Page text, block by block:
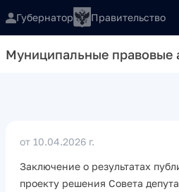
Губернатор Правительство
Муниципальные правовые
от 10.04.2026 г.
Заключение о результатах
проекту решения Совета